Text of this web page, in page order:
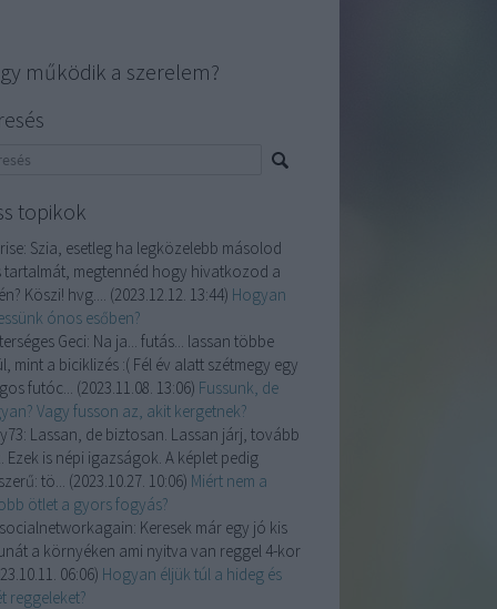
működik a szerelem?
topikok
Szia, esetleg ha legközelebb másolod
tartalmát, megtennéd hogy hivatkozod a
Köszi! hvg.... (2023.12.12. 13:44) Hogyan
ónos esőben?
Geci: Na ja... futás... lassan többe
mint a biciklizés :( Fél év alatt szétmegy egy
futóc... (2023.11.08. 13:06) Fussunk, de
Vagy fusson az, akit kergetnek?
Lassan, de biztosan. Lassan járj, tovább
Ezek is népi igazságok. A képlet pedig
tö... (2023.10.27. 10:06) Miért nem a
ötlet a gyors fogyás?
Keresek már egy jó kis
a környéken ami nyitva van reggel 4-kor
06:06) Hogyan éljük túl a hideg és
reggeleket?